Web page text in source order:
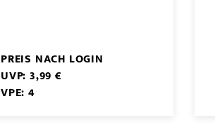
PREIS NACH LOGIN
UVP: 3,99 €
VPE: 4